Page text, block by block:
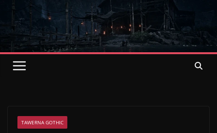
Przejdź
treści
TAWERNA GOTHIC